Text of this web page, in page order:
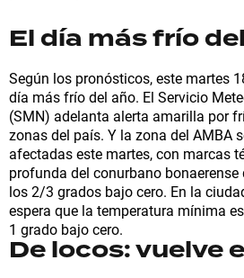
El día más frío
Según los pronósticos, este martes
día más frío del año. El Servicio
(SMN) adelanta alerta amarilla por
zonas del país. Y la zona del AMBA
afectadas este martes, con marcas
profunda del conurbano bonaerense
los 2/3 grados bajo cero. En la
espera que la temperatura mínima
1 grado bajo cero.
De locos: vuelve